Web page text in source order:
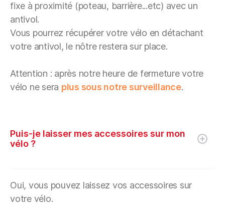
fixe à proximité (poteau, barrière...etc) avec un
antivol.
Vous pourrez récupérer votre vélo en détachant
votre antivol, le nôtre restera sur place.
Attention : après notre heure de fermeture votre
vélo ne sera plus sous notre surveillance.
Puis-je laisser mes accessoires sur mon
vélo ?
Oui, vous pouvez laissez vos accessoires sur
votre vélo.